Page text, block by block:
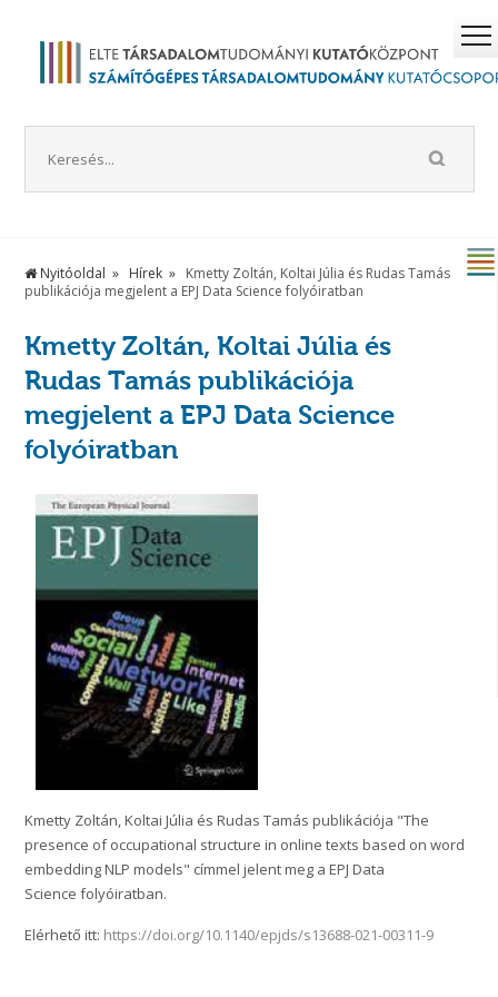
Nyitóoldal Hírek
Kmetty Zoltán, Koltai Júlia és Rudas Tamás
publikációja megjelent a EPJ Data Science folyóiratban
Kmetty Zoltán, Koltai Júlia és
Rudas Tamás publikációja
megjelent a EPJ Data Science
folyóiratban
Kmetty Zoltán, Koltai Júlia és Rudas Tamás publikációja "The
presence of occupational structure in online texts based on word
embedding NLP models" címmel jelent meg a EPJ Data
Science folyóiratban.
Elérhető itt: https://doi.org/10.1140/epjds/s13688-021-00311-9